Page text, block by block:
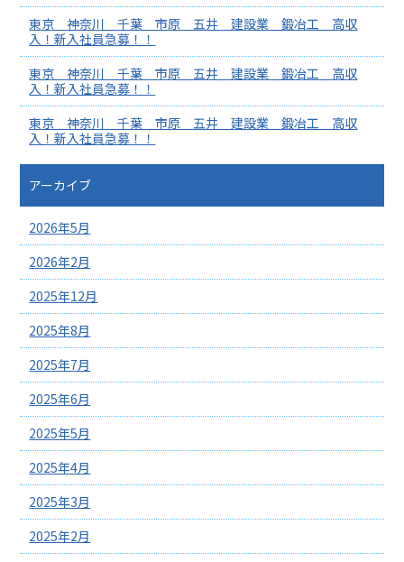
東京 神奈川 千葉 市原 五井 建設業 鍛冶工 高収
入！新入社員急募！！
東京 神奈川 千葉 市原 五井 建設業 鍛冶工 高収
入！新入社員急募！！
東京 神奈川 千葉 市原 五井 建設業 鍛冶工 高収
入！新入社員急募！！
アーカイブ
2026年5月
2026年2月
2025年12月
2025年8月
2025年7月
2025年6月
2025年5月
2025年4月
2025年3月
2025年2月